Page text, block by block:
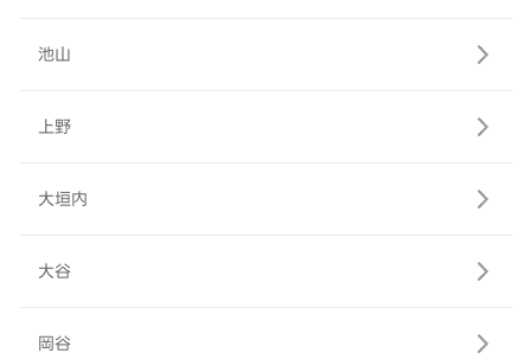
池山
上野
大垣内
大谷
岡谷